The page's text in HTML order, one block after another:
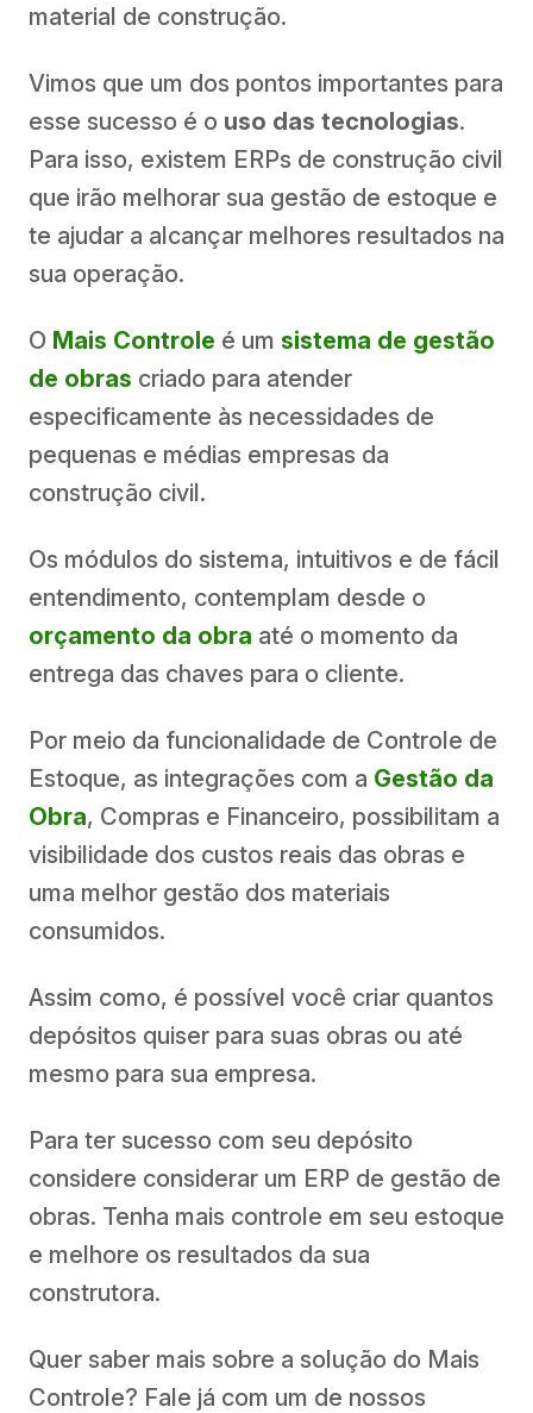
material de construção.
Vimos que um dos pontos importantes para
esse sucesso é o uso das tecnologias.
Para isso, existem ERPs de construção civil
que irão melhorar sua gestão de estoque e
te ajudar a alcançar melhores resultados na
sua operação.
O Mais Controle é um sistema de gestão
de obras criado para atender
especificamente às necessidades de
pequenas e médias empresas da
construção civil.
Os módulos do sistema, intuitivos e de fácil
entendimento, contemplam desde o
orçamento da obra até o momento da
entrega das chaves para o cliente.
Por meio da funcionalidade de Controle de
Estoque, as integrações com a Gestão da
Obra, Compras e Financeiro, possibilitam a
visibilidade dos custos reais das obras e
uma melhor gestão dos materiais
consumidos.
Assim como, é possível você criar quantos
depósitos quiser para suas obras ou até
mesmo para sua empresa.
Para ter sucesso com seu depósito
considere considerar um ERP de gestão de
obras. Tenha mais controle em seu estoque
e melhore os resultados da sua
construtora.
Quer saber mais sobre a solução do Mais
Controle? Fale já com um de nossos